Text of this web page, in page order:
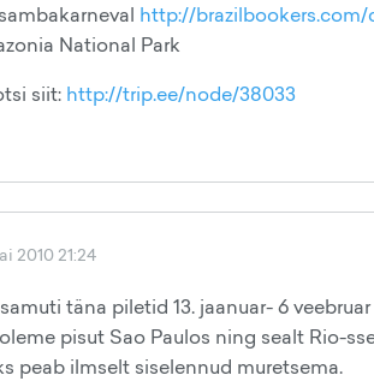
http://brazilbookers.com/
National Park
siit: http://trip.ee/node/38033
2010 21:24
täna piletid 13. jaanuar- 6
pisut Sao Paulos ning sealt Rio-
peab ilmselt siselennud muretsema.